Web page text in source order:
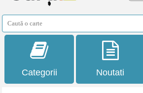
Categorii Noutati